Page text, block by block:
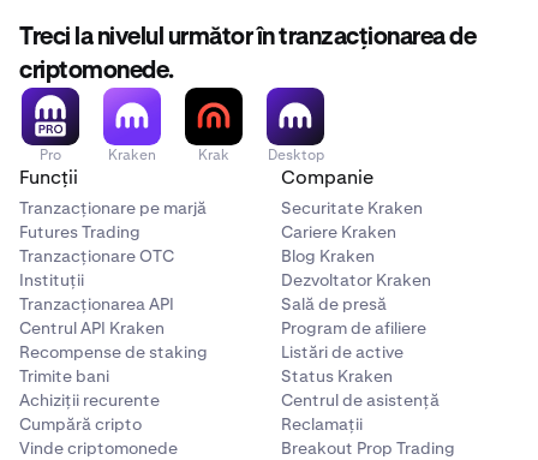
prețul pieței.
Exemplu:
Dacă bara de dezechilibru este predominant verde
(indicând mai multe ordine de cumpărare), ar putea
sugera că cumpărătorii se adună în jurul anumitor
niveluri de preț. Între timp, observând că derapajul de
100k USD este doar o mică diferență de preț, v-ar putea
liniști că există suficientă lichiditate pentru a gestiona
ordine mai mari.
Treci la nivelul următor în tranzacționarea de
criptomonede.
Pro Kraken Krak Desktop
Funcții
Tranzacționare pe marjă
Futures Trading
Tranzacționare OTC
Instituții
Tranzacționarea API
Centrul API Kraken
Recompense de staking
Trimite bani
Achiziții recurente
Cumpără cripto
Vinde criptomonede
Companie
Securitate Kraken
Cariere Kraken
Blog Kraken
Dezvoltator Kraken
Sală de presă
Program de afiliere
Listări de active
Status Kraken
Centrul de asistență
Reclamații
Breakout Prop Trading